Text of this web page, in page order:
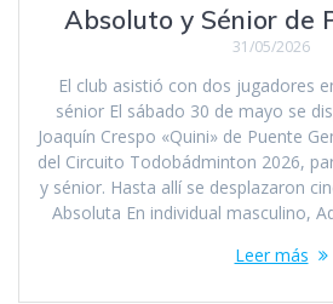
Absoluto y Sénior de
31/05/2026
El club asistió con dos jugadores
sénior El sábado 30 de mayo se
Joaquín Crespo «Quini» de Puente
del Circuito Todobádminton 2026,
y sénior. Hasta allí se desplazaron
Absoluta En individual masculino,
Leer más